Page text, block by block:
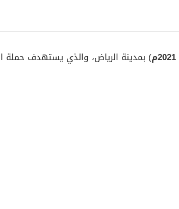
) بمدينة الرياض، والذي يستهدف حملة